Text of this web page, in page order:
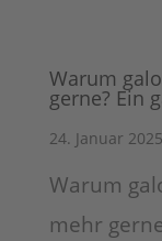
Warum
gerne? Ein
24. Januar 2025
Warum
mehr